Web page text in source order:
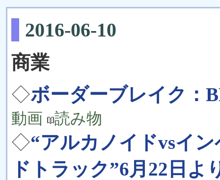
2016-06-10
商業
◇ボーダーブレイク
動画 読み物
◇“アルカノイドvsイ
ドトラック”6月22日よ